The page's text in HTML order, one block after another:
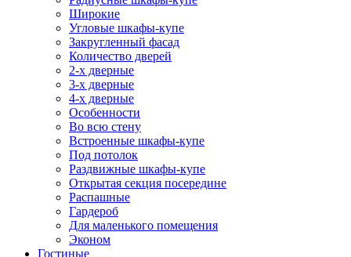
Широкие
Угловые шкафы-купе
Закругленный фасад
Количество дверей
2-х дверные
3-х дверные
4-х дверные
Особенности
Во всю стену
Встроенные шкафы-купе
Под потолок
Раздвижные шкафы-купе
Открытая секция посередине
Распашные
Гардероб
Для маленького помещения
Эконом
Гостиные